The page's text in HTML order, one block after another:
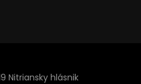
Nitriansky hlásnik